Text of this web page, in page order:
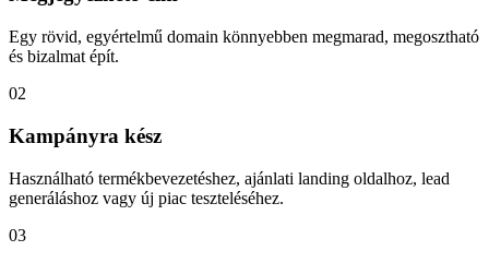
Egy rövid, egyértelmű domain könnyebben megmarad, megosztható
és bizalmat épít.
02
Kampányra kész
Használható termékbevezetéshez, ajánlati landing oldalhoz, lead
generáláshoz vagy új piac teszteléséhez.
03